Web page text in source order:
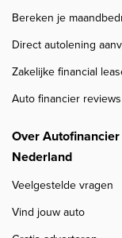
Bereken je
Direct autolening
Zakelijke financial
Auto financier reviews
Over Autofinancier
Nederland
Veelgestelde vragen
Vind jouw auto